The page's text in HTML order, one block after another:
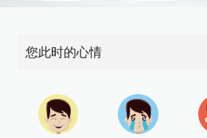
您此时的心情